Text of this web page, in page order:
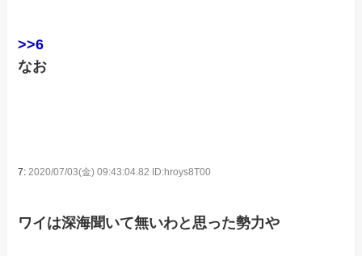
>>6
なお
7:2020/07/03(金) 09:43:04.82 ID:hroys8T00
ワイは深海聞いて無いわと思った勢力や